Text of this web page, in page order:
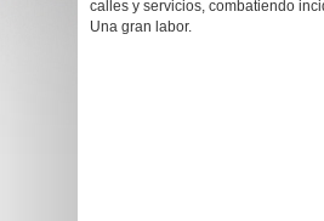
calles y servicios, combatiendo
Una gran labor.